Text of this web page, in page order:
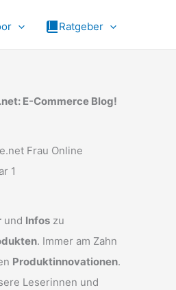
Ratgeber
E-Commerce Blog!
und Infos zu
. Immer am Zahn
Produktinnovationen.
Leserinnen und